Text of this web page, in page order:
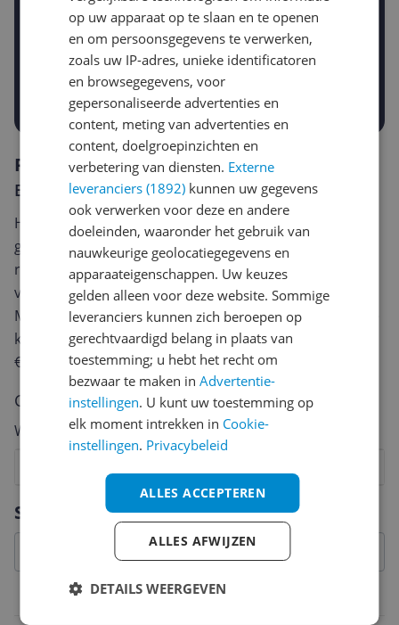
Gewenste daling of bedrag
-5% -10% -15%
Gewenste prijs
€
Prijsalert aanzetten
Specificaties
Belangrijkste kenmerken
Reviews
Er zijn nog geen reviews geschreven
Heb jij dit product in bezit en wil je graag je mening
geven? Start dan hieronder met het schrijven van je
review. Afhankelijk van de details duurt het schrijven
van een review gemiddeld tussen de 3 en 10 minuten.
Met jouw mening help je andere bezoekers een betere
keuze te maken én maak je iedere maand kans op
€250,-!
Klik hier voor de actievoorwaarden.
Cijfer
Welk cijfer geef jij dit product?
Vraag 1 van 4
op uw apparaat op te slaan en te openen
en om persoonsgegevens te verwerken,
zoals uw IP-adres, unieke identificatoren
en browsegegevens, voor
gepersonaliseerde advertenties en
content, meting van advertenties en
content, doelgroepinzichten en
verbetering van diensten. Externe
leveranciers (1892) kunnen uw gegevens
ook verwerken voor deze en andere
doeleinden, waaronder het gebruik van
nauwkeurige geolocatiegegevens en
apparaateigenschappen. Uw keuzes
gelden alleen voor deze website. Sommige
leveranciers kunnen zich beroepen op
gerechtvaardigd belang in plaats van
toestemming; u hebt het recht om
bezwaar te maken inAdvertentie-
instellingen. U kunt uw toestemming op
elk moment intrekken in Cookie-
instellingen. Privacybeleid
ALLES ACCEPTEREN
ALLES AFWIJZEN
DETAILS WEERGEVEN